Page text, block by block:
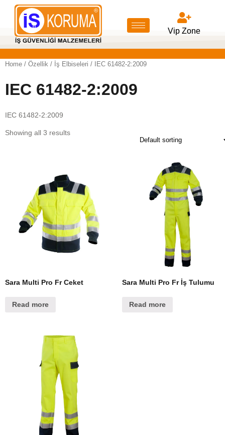
Vip Zone
Home / Özellik / İş Elbiseleri / IEC 61482-2:2009
IEC 61482-2:2009
IEC 61482-2:2009
Showing all 3 results
Sara Multi Pro Fr Ceket
Read more
Sara Multi Pro Fr İş Tulumu
Read more